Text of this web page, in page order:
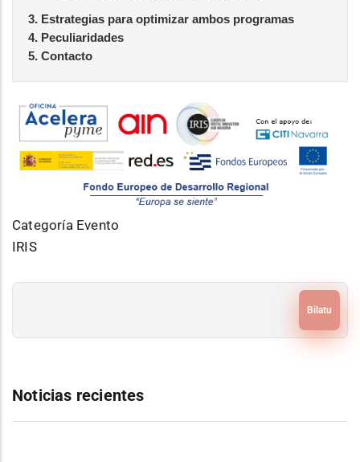
3. Estrategias para optimizar ambos programas
4. Peculiaridades
5. Contacto
Categoría Evento
IRIS
Noticias recientes